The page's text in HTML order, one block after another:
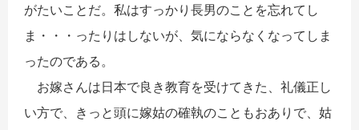
がたいことだ。私はすっかり長男のことを忘れてし
ま・・・ったりはしないが、気にならなくなってしま
ったのである。
お嫁さんは日本で良き教育を受けてきた、礼儀正し
い方で、きっと頭に嫁姑の確執のこともおありで、姑